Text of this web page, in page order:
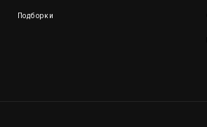
Подборки